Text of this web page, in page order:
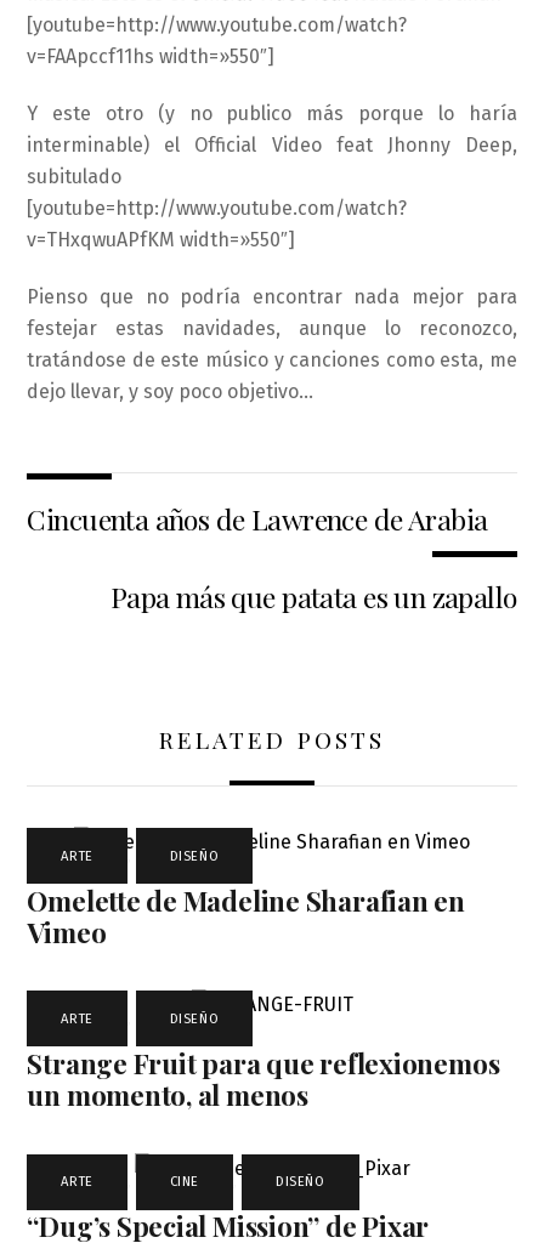
[youtube=http://www.youtube.com/watch?
v=FAApccf11hs width=»550″]
Y este otro (y no publico más porque lo haría
interminable) el Official Video feat Jhonny Deep,
subitulado
[youtube=http://www.youtube.com/watch?
v=THxqwuAPfKM width=»550″]
Pienso que no podría encontrar nada mejor para
festejar estas navidades, aunque lo reconozco,
tratándose de este músico y canciones como esta, me
dejo llevar, y soy poco objetivo…
Cincuenta años de Lawrence de Arabia
Papa más que patata es un zapallo
RELATED POSTS
ARTE DISEÑO
Omelette de Madeline Sharafian en
Vimeo
ARTE DISEÑO
Strange Fruit para que reflexionemos
un momento, al menos
ARTE CINE DISEÑO
“Dug’s Special Mission” de Pixar